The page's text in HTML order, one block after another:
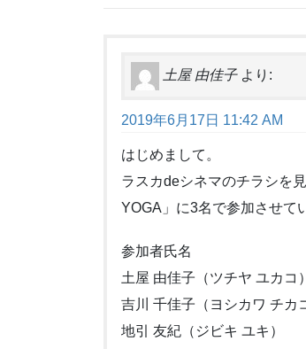
土屋 由佳子 より:
2019年6月17日 11:42 AM
はじめまして。
ラスカdeシネマのチラシを
YOGA」に3名で参加させて
参加者氏名
土屋 由佳子（ツチヤ ユカコ）
吉川 千佳子（ヨシカワ チカ
地引 友紀（ジビキ ユキ）